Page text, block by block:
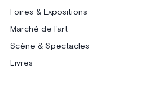
Foires & Expositions
Marché de l'art
Scène & Spectacles
Livres